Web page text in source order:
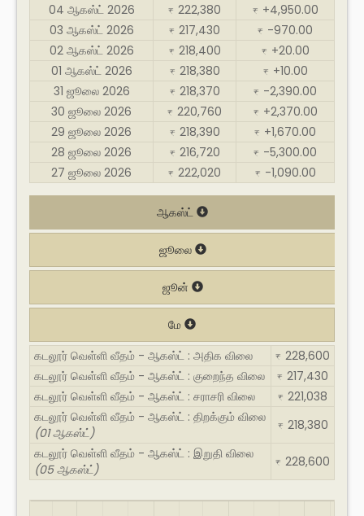
04 ஆகஸ்ட் 2026
₹ 222,380 ₹ +4,950.00
03 ஆகஸ்ட் 2026
₹ 217,430 ₹ -970.00
02 ஆகஸ்ட் 2026
₹ 218,400 ₹ +20.00
01 ஆகஸ்ட் 2026
₹ 218,380 ₹ +10.00
31 ஜூலை 2026
₹ 218,370 ₹ -2,390.00
30 ஜூலை 2026
₹ 220,760 ₹ +2,370.00
29 ஜூலை 2026
₹ 218,390 ₹ +1,670.00
28 ஜூலை 2026
₹ 216,720 ₹ -5,300.00
27 ஜூலை 2026
₹ 222,020 ₹ -1,090.00
ஆகஸ்ட்
ஜூலை
ஜூன்
மே
கடலூர் வெள்ளி வீதம் - ஆகஸ்ட் : அதிக விலை
₹ 228,600
கடலூர் வெள்ளி வீதம் - ஆகஸ்ட் : குறைந்த விலை
₹ 217,430
கடலூர் வெள்ளி வீதம் - ஆகஸ்ட் : சராசரி விலை
₹ 221,038
கடலூர் வெள்ளி வீதம் - ஆகஸ்ட் : திறக்கும் விலை
(01 ஆகஸ்ட்)
₹ 218,380
கடலூர் வெள்ளி வீதம் - ஆகஸ்ட் : இறுதி விலை
(05 ஆகஸ்ட்)
₹ 228,600